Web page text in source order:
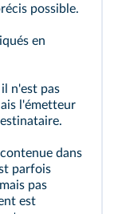
possible.
en
n'est pas
l'émetteur
dans
parfois
pas
est